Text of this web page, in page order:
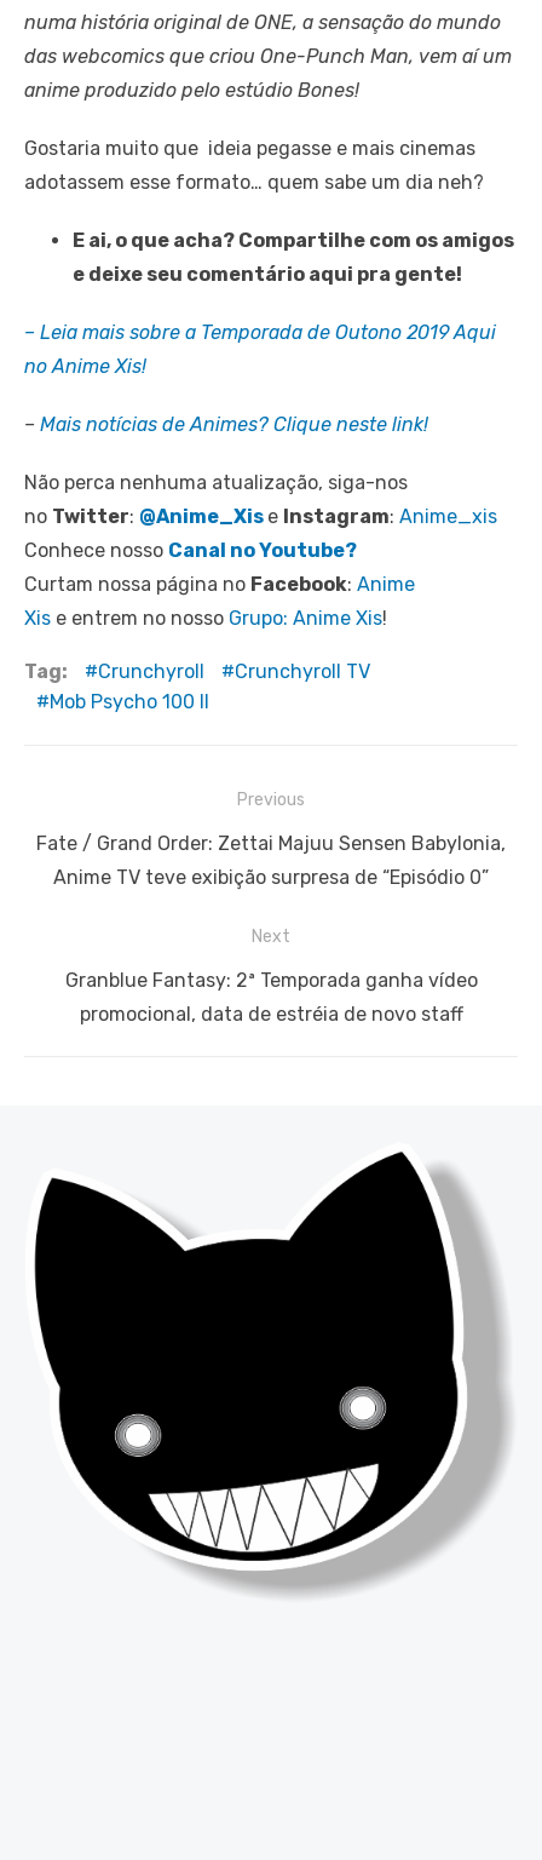
numa história original de ONE, a sensação do mundo
das webcomics que criou One-Punch Man, vem aí um
anime produzido pelo estúdio Bones!
Gostaria muito que ideia pegasse e mais cinemas
adotassem esse formato… quem sabe um dia neh?
E ai, o que acha? Compartilhe com os amigos
e deixe seu comentário aqui pra gente!
– Leia mais sobre a Temporada de Outono 2019 Aqui
no Anime Xis!
– Mais notícias de Animes? Clique neste link!
Não perca nenhuma atualização, siga-nos
no Twitter: @Anime_Xis e Instagram: Anime_xis
Conhece nosso Canal no Youtube?
Curtam nossa página no Facebook: Anime
Xis e entrem no nosso Grupo: Anime Xis!
Tag: Crunchyroll
Crunchyroll TV
Mob Psycho 100 II
de
Post
Previous
Previous
post:
Fate / Grand Order: Zettai Majuu Sensen Babylonia,
Anime TV teve exibição surpresa de “Episódio 0”
Next
NextGranblue Fantasy: 2ª Temporada ganha vídeo
promocional, data de estréia de novo staff